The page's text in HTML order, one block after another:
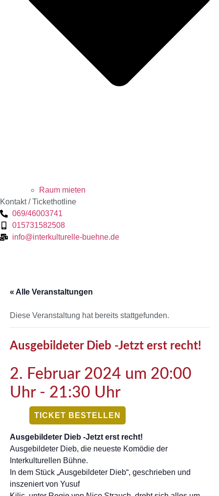
Raum mieten
Kontakt / Tickethotline
069/46003741
015731582508
info@interkulturelle-buehne.de
« Alle Veranstaltungen
Diese Veranstaltung hat bereits stattgefunden.
Ausgebildeter Dieb -Jetzt erst recht!
2. Februar 2024 um 20:00
Uhr- 21:30 Uhr
TICKET BESTELLEN
Ausgebildeter Dieb -Jetzt erst recht!
Ausgebildeter Dieb, die neueste Komödie der
Interkulturellen Bühne.
In dem Stück „Ausgebildeter Dieb“, geschrieben und
inszeniert von Yusuf